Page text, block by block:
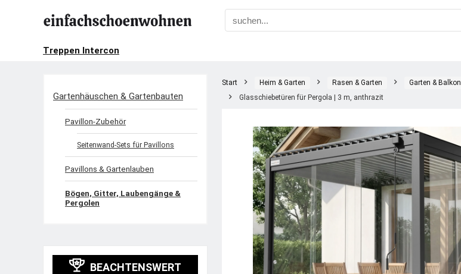
Treppen Intercon
Start Heim & Garten Rasen & Garten Garten & Balkon
Glasschiebetüren für Pergola | 3 m, anthrazit
Gartenhäuschen & Gartenbauten
Pavillon-Zubehör
Seitenwand-Sets für Pavillons
Pavillons & Gartenlauben
Bögen, Gitter, Laubengänge &
Pergolen
BEACHTENSWERT